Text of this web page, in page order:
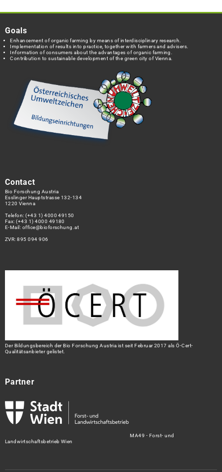
Goals
Enhancement of organic farming by means of interdisciplinary research.
Implementation of results into practice, together with farmers and advisers.
Information of consumers about the advantages of organic farming.
Contribution to sustainable development of the green city of Vienna.
Contact
Bio Forschung Austria
Esslinger Hauptstrasse 132-134
1220 Vienna
Telefon:(+43 1) 4000 49150
Fax: (+43 1) 4000 49180
E-Mail: office@bioforschung.at
ZVR: 895 094 906
Der Bildungsbereich der Bio Forschung Austria ist seit Februar 2017 als Ö-Cert-
Qualitätsanbieter gelistet.
Partner
MA49 - Forst- und
Landwirtschaftsbetrieb Wien